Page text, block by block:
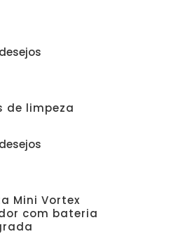
de limpeza
Mini Vortex
com bateria